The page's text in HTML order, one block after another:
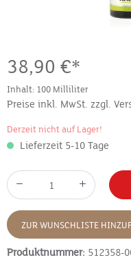
38,90 €*
Inhalt: 100 Milliliter
Preise inkl. MwSt. zzgl.
Derzeit nicht auf Lager!
Lieferzeit 5-10 Tage
ZUR WUNSCHLISTE
Produktnummer: 512358-